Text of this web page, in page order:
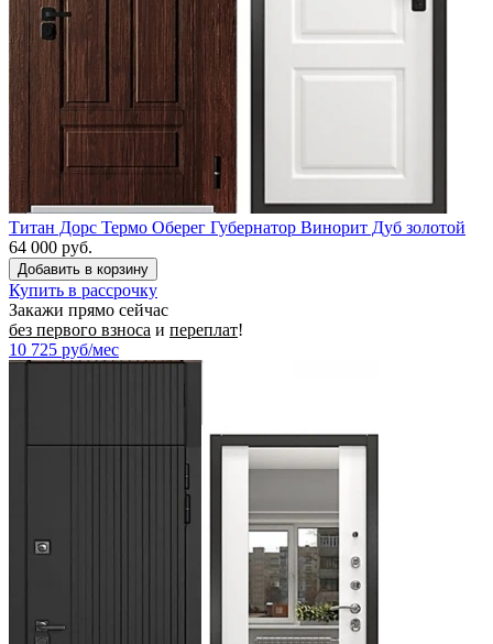
Титан Дорс Термо Оберег Губернатор Винорит Дуб золотой
64 000 руб.
Купить в рассрочку
Закажи прямо сейчас
без первого взноса и переплат!
10 725 руб/мес